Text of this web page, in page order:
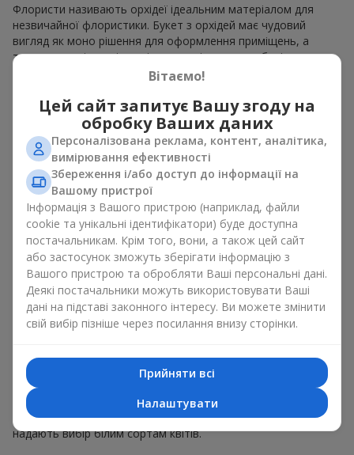
Флористи називають орхідеї ідеальним матеріалом для
незвичайної флористики. Букет з орхідей має чудовий
вигляд як моно рішення для оформлення приміщень, а
також як варіант міксу з іншими квітами, що зберігає свою
виразність у будь-якому форматі. Завдяки своїй структурі
мінімалістичному або сучасному стилі. Букет з орхідей
виглядає ефектно як у камерних, так і в масштабних
роботах, а її розкішні суцвіття легко стають центральним
елементом композиції букет з орхідей. Залежно від
оформлення і сорту рослин різниться на орхідеї ціна.
Зважайте на це перш ніж замовити букет з орхідей.
Кому дарують орхідеї?
Букет з орхідей універсальний і може підійти будь-кому. Їх
даруютькоханим жінками,мамі,дівчині, дружині, сестрі,
подрузі,
колезі або бізнес-партнеру
. Сьогодні можна орхідеї
купити недорого, а тому шансів зробити бажаний
подарунок стає ще більше.
особливої події: річниць,побачень,днів народженнята
навіть
.
Для романтики обирають ніжну екзотику — букет з орхідей
в рожевих та фіолетових тонах. Длявесільних букетів
надають вибір білим сортам квітів.
Вітаємо!
Цей сайт запитує Вашу згоду на
обробку Ваших даних
Персоналізована реклама, контент, аналітика,
вимірювання ефективності
Збереження і/або доступ до інформації на
Вашому пристрої
Інформація з Вашого пристрою (наприклад, файли
cookie та унікальні ідентифікатори) буде доступна
постачальникам. Крім того, вони, а також цей сайт
або застосунок зможуть зберігати інформацію з
Вашого пристрою та обробляти Ваші персональні дані.
Деякі постачальники можуть використовувати Ваші
дані на підставі законного інтересу. Ви можете змінити
свій вибір пізніше через посилання внизу сторінки.
Прийняти всі
Налаштувати